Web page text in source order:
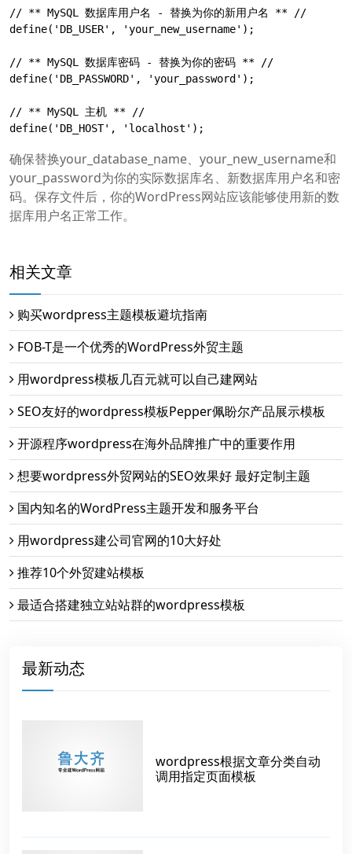
// ** MySQL 数据库用户名 - 替换为你的新用户名 ** //
define('DB_USER', 'your_new_username');
// ** MySQL 数据库密码 - 替换为你的密码 ** //
define('DB_PASSWORD', 'your_password');
// ** MySQL 主机 ** //
define('DB_HOST', 'localhost');
确保替换your_database_name、your_new_username和
your_password为你的实际数据库名、新数据库用户名和密
码。保存文件后，你的WordPress网站应该能够使用新的数
据库用户名正常工作。
相关文章
购买wordpress主题模板避坑指南
FOB-T是一个优秀的WordPress外贸主题
用wordpress模板几百元就可以自己建网站
SEO友好的wordpress模板Pepper佩盼尔产品展示模板
开源程序wordpress在海外品牌推广中的重要作用
想要wordpress外贸网站的SEO效果好 最好定制主题
国内知名的WordPress主题开发和服务平台
用wordpress建公司官网的10大好处
推荐10个外贸建站模板
最适合搭建独立站站群的wordpress模板
最新动态
wordpress根据文章分类自动
调用指定页面模板